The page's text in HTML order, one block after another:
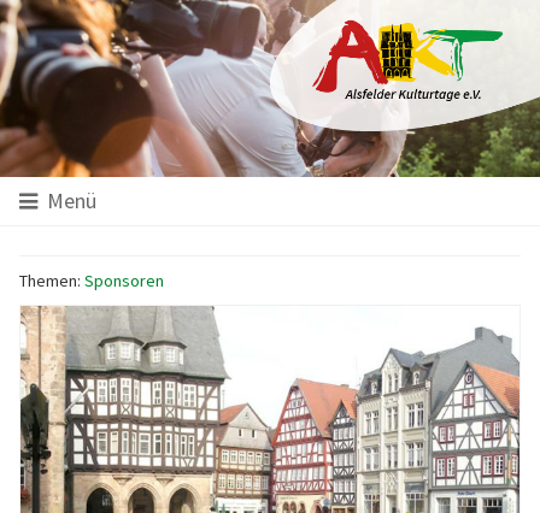
Startseite
Hauptinhalt
Menü
Themen: Sponsoren